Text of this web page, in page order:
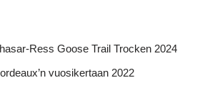
Ress Goose Trail Trocken 2024
vuosikertaan 2022